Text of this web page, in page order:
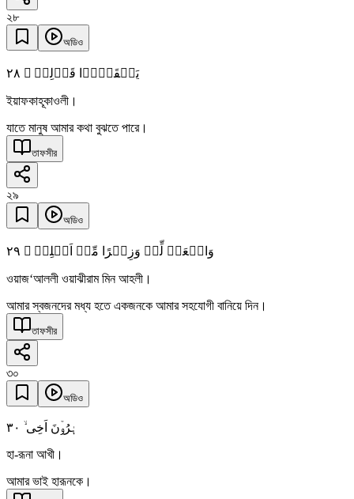
২৮
অডিও
یَفۡقَہُوۡا قَوۡلِیۡ ۪ ٢٨
ইয়াফকাহূকাওলী।
যাতে মানুষ আমার কথা বুঝতে পারে।
তাফসীর
২৯
অডিও
وَاجۡعَلۡ لِّیۡ وَزِیۡرًا مِّنۡ اَہۡلِیۡ ۙ ٢٩
ওয়াজ‘আললী ওয়াঝীরাম মিন আহলী।
আমার স্বজনদের মধ্য হতে একজনকে আমার সহযোগী বানিয়ে দিন।
তাফসীর
৩০
অডিও
ہٰرُوۡنَ اَخِی ۙ ٣۰
হা-রূনা আখী।
আমার ভাই হারূনকে।